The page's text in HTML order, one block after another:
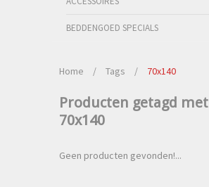
BEDDENGOED SPECIALS
Home / Tags / 70x140
Producten getagd met
70x140
Geen producten gevonden!...